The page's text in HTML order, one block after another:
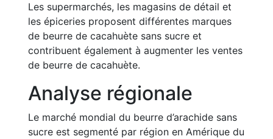
Les supermarchés, les magasins de détail et
les épiceries proposent différentes marques
de beurre de cacahuète sans sucre et
contribuent également à augmenter les ventes
de beurre de cacahuète.
Analyse régionale
Le marché mondial du beurre d’arachide sans
sucre est segmenté par région en Amérique du